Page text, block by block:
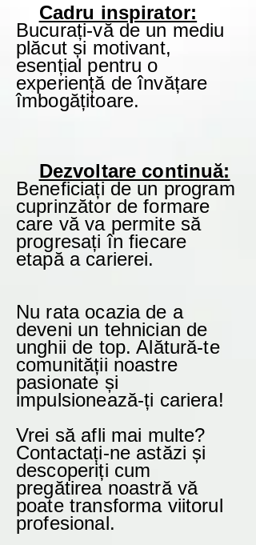
Cadru inspirator:
Bucurați-vă de un mediu
plăcut și motivant,
esențial pentru o
experiență de învățare
îmbogățitoare.
Dezvoltare continuă:
Beneficiați de un program
cuprinzător de formare
care vă va permite să
progresați în fiecare
etapă a carierei.
Nu rata ocazia de a
deveni un tehnician de
unghii de top. Alătură-te
comunității noastre
pasionate și
impulsionează-ți cariera!
Vrei să afli mai multe?
Contactați-ne astăzi și
descoperiți cum
pregătirea noastră vă
poate transforma viitorul
profesional.